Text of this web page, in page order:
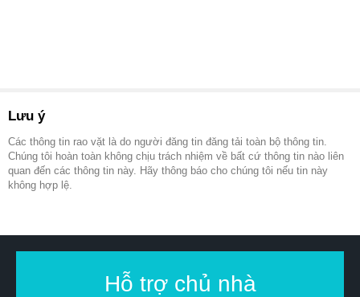
Lưu ý
Các thông tin rao vặt là do người đăng tin đăng tải toàn bộ thông tin.
Chúng tôi hoàn toàn không chịu trách nhiệm về bất cứ thông tin nào liên
quan đến các thông tin này. Hãy thông báo cho chúng tôi nếu tin này
không hợp lệ.
Hỗ trợ chủ nhà